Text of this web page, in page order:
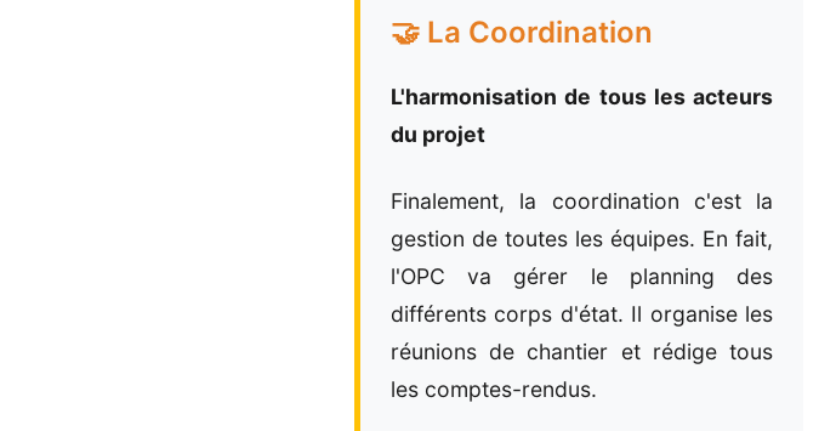
🤝 La Coordination
L'harmonisation de tous les acteurs
du projet
Finalement, la coordination c'est la
gestion de toutes les équipes. En fait,
l'OPC va gérer le planning des
différents corps d'état. Il organise les
réunions de chantier et rédige tous
les comptes-rendus.